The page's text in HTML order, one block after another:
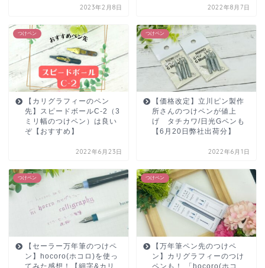
2023年2月8日 2022年8月7日
つけペン
【カリグラフィーのペン
先】スピードボールC-2（3
ミリ幅のつけペン）は良い
ぞ【おすすめ】
2022年6月23日
つけペン
【価格改定】立川ピン製作
所さんのつけペンが値上
げ タチカワ/日光Gペンも
【6月20日弊社出荷分】
2022年6月1日
つけペン
【セーラー万年筆のつけペ
ン】hocoro(ホコロ)を使っ
てみた感想！【細字&カリ
つけペン
【万年筆ペン先のつけペ
ン】カリグラフィーのつけ
ペンも！ 「hocoro(ホコ